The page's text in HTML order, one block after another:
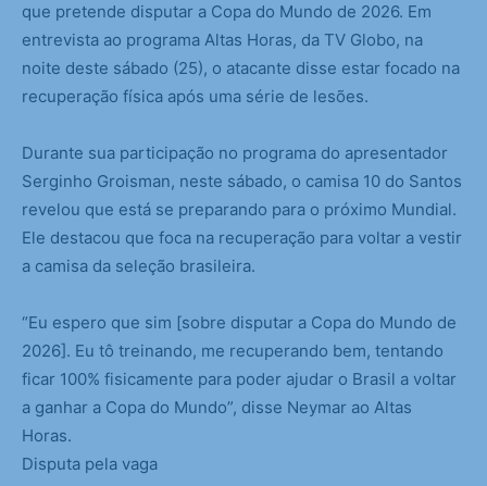
que pretende disputar a Copa do Mundo de 2026. Em
entrevista ao programa Altas Horas, da TV Globo, na
noite deste sábado (25), o atacante disse estar focado na
recuperação física após uma série de lesões.
Durante sua participação no programa do apresentador
Serginho Groisman, neste sábado, o camisa 10 do Santos
revelou que está se preparando para o próximo Mundial.
Ele destacou que foca na recuperação para voltar a vestir
a camisa da seleção brasileira.
“Eu espero que sim [sobre disputar a Copa do Mundo de
2026]. Eu tô treinando, me recuperando bem, tentando
ficar 100% fisicamente para poder ajudar o Brasil a voltar
a ganhar a Copa do Mundo”, disse Neymar ao Altas
Horas.
Disputa pela vaga